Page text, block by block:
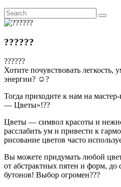
??????
??????
Хотите почувствовать легкость,
энергии? ☺️?
Тогда приходите к нам на
— Цветы»!??
Цветы — символ красоты и
расслабить ум и привести к
рисование цветов часто
Вы можете придумать любой
от абстрактных пятен и форм,
бутонов! Выбор огромен???